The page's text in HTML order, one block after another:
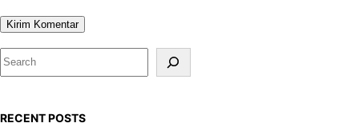
S
e
r
RECENT POSTS